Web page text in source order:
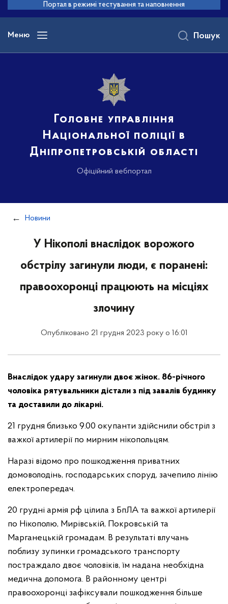
основного
вмісту
Портал в режимі тестування та наповнення
Меню
Головне управління
Національної поліції в
Дніпропетровській області
Офіційний вебпортал
Пошук
Новини
У Нікополі внаслідок ворожого
обстрілу загинули люди, є поранені:
правоохоронці працюють на місціях
злочину
Опубліковано 21 грудня 2023 року о 16:01
Внаслідок удару загинули двоє жінок. 86-річного
чоловіка рятувальники дістали з під завалів будинку
та доставили до лікарні.
21 грудня близько 9.00 окупанти здійснили обстріл з
важкої артилерії по мирним нікопольцям.
Наразі відомо про пошкодження приватних
домоволодінь, господарських споруд, зачепило лінію
електропередач.
20 грудні армія рф цілила з БпЛА та важкої артилерії
по Нікополю, Мирівській, Покровській та
Марганецькій громадам. В результаті влучань
поблизу зупинки громадського транспорту
постраждало двоє чоловіків, їм надана необхідна
медична допомога. В районному центрі
правоохоронці зафіксували пошкодження більше